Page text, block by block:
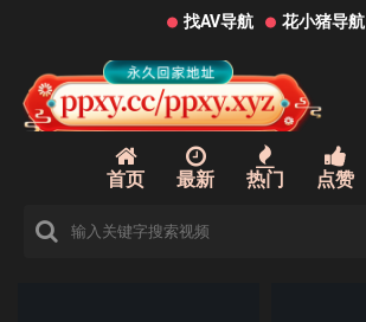
找AV导航 花小猪导航
首页 最新 热门 点赞